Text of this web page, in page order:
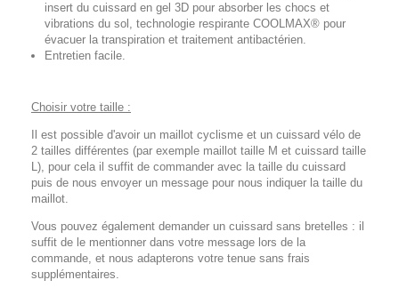
insert du cuissard en gel 3D pour absorber les chocs et
vibrations du sol, technologie respirante COOLMAX® pour
évacuer la transpiration et traitement antibactérien.
Entretien facile.
Choisir votre taille :
Il est possible d'avoir un maillot cyclisme et un cuissard vélo de
2 tailles différentes (par exemple maillot taille M et cuissard taille
L), pour cela il suffit de commander avec la taille du cuissard
puis de nous envoyer un message pour nous indiquer la taille du
maillot.
Vous pouvez également demander un cuissard sans bretelles : il
suffit de le mentionner dans votre message lors de la
commande, et nous adapterons votre tenue sans frais
supplémentaires.